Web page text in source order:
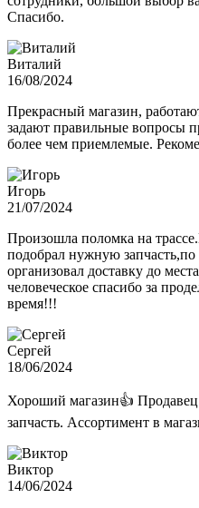
Спасибо.
Виталий
16/08/2024
Прекрасный магазин,
задают правильные вопросы
более чем приемлемые.
Игорь
21/07/2024
Произошла поломка на
подобрал нужную запчасть,по
организовал доставку до
человеческое спасибо за
время!!!
Сергей
18/06/2024
Хороший магазин👍
запчасть. Ассортимент в
Виктор
14/06/2024